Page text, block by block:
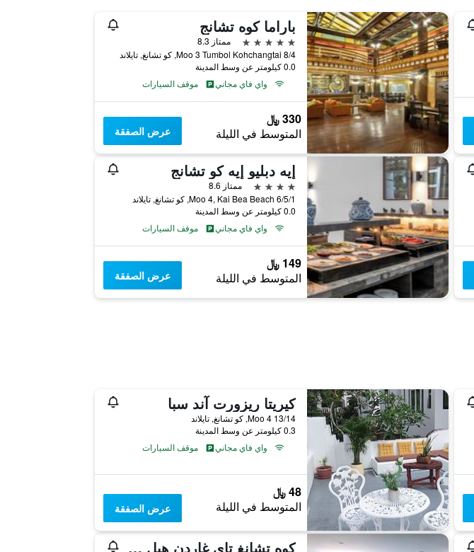
باراما كوه تشانج
5 نجوم
ممتاز 8.3
8/4 Moo 3 Tumbol Kohchangtai, كو تشانغ, تايلاند
0.0 كيلومتر عن وسط المدينة
واي فاي مجاني
موقف السيارات
330 ﷼
المتوسط في الليلة عرض الصفقة
إيه دبليو إيه كو تشانج
4 نجوم
ممتاز 8.6
6/5/1 Moo 4, Kai Bea Beach, كو تشانغ, تايلاند
0.0 كيلومتر عن وسط المدينة
واي فاي مجاني
موقف السيارات
149 ﷼
المتوسط في الليلة عرض الصفقة
كيريتا ريزورت آند سبا
13/14 Moo 4, كو تشانغ, تايلاند
0.3 كيلومتر عن وسط المدينة
واي فاي مجاني
موقف السيارات
48 ﷼
المتوسط في الليلة عرض الصفقة
كوه تشانغ تاي غاردن هيل ريزورت